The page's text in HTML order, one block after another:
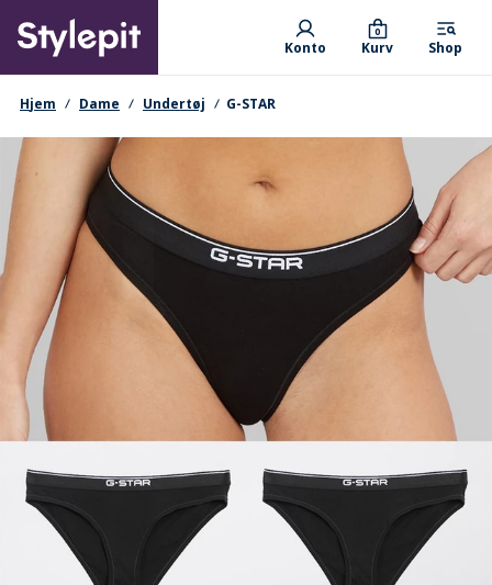
main
content
Primary departments
Konto Kurv
0
Shop
navigationssti
Hjem Dame Undertøj G-STAR